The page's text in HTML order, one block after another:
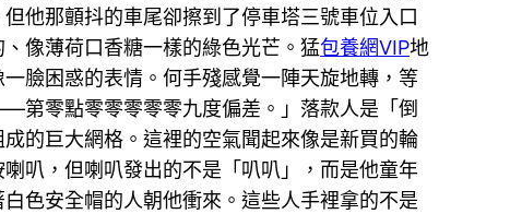
他那顫抖的車尾卻擦到了停車塔三號車位入口
像薄荷口香糖一樣的綠色光芒。猛包養網VIP地
臉困惑的表情。何手殘感覺一陣天旋地轉，等
第零點零零零零零九度偏差。」落款人是「倒
的巨大網格。這裡的空氣聞起來像是新買的輪
叭，但喇叭發出的不是「叭叭」，而是他童年
色安全帽的人朝他衝來。這些人手裡拿的不是